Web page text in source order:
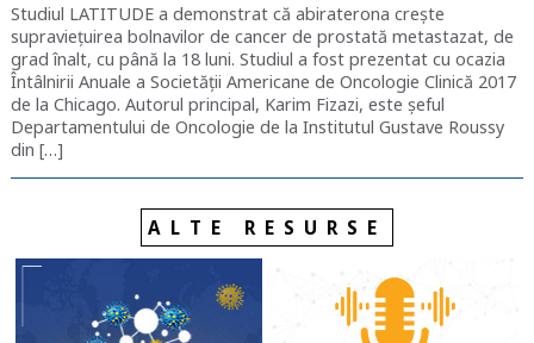
Studiul LATITUDE a demonstrat că abiraterona crește
supraviețuirea bolnavilor de cancer de prostată metastazat, de
grad înalt, cu până la 18 luni. Studiul a fost prezentat cu ocazia
Întâlnirii Anuale a Societății Americane de Oncologie Clinică 2017
de la Chicago. Autorul principal, Karim Fizazi, este șeful
Departamentului de Oncologie de la Institutul Gustave Roussy
din […]
ALTE RESURSE